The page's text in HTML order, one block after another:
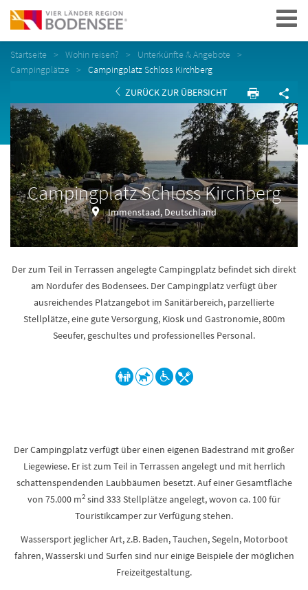
Navigation
Startseite Wohin reisen?
Unterkünfte & Angebote
Campingplätze
Campingplatz Schloss Kirchberg
ZURÜCK ZUR ÜBERSICHT
Campingplatz Schloss Kirchberg
Immenstaad, Deutschland
Der zum Teil in Terrassen angelegte Campingplatz befindet sich direkt
am Nordufer des Bodensees. Der Campingplatz verfügt über
ausreichendes Platzangebot im Sanitärbereich, parzellierte
Stellplätze, eine gute Versorgung, Kiosk und Gastronomie, 800m
Seeufer, geschultes und professionelles Personal.
Der Campingplatz verfügt über einen eigenen Badestrand mit großer
Liegewiese. Er ist zum Teil in Terrassen angelegt und mit herrlich
schattenspendenden Laubbäumen besetzt. Auf einer Gesamtfläche
von 75.000 m2 sind 333 Stellplätze angelegt, wovon ca. 100 für
Touristikcamper zur Verfügung stehen.
Wassersport jeglicher Art, z.B. Baden, Tauchen, Segeln, Motorboot
fahren, Wasserski und Surfen sind nur einige Beispiele der möglichen
Freizeitgestaltung.